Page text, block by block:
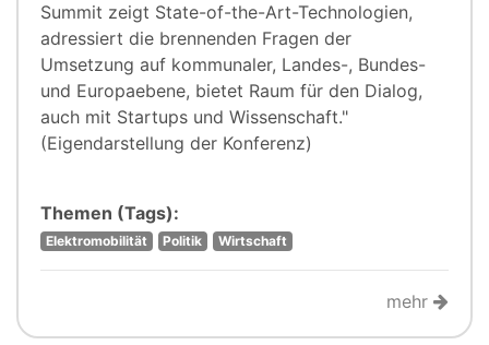
Summit zeigt State-of-the-Art-Technologien,
adressiert die brennenden Fragen der
Umsetzung auf kommunaler, Landes-, Bundes-
und Europaebene, bietet Raum für den Dialog,
auch mit Startups und Wissenschaft."
(Eigendarstellung der Konferenz)
Themen (Tags):
Elektromobilität Politik Wirtschaft
mehr